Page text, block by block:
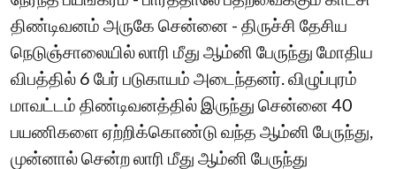
திண்டிவனம் அருகே சென்னை - திருச்சி தேசிய
நெடுஞ்சாலையில் லாரி மீது ஆம்னி பேருந்து மோதிய
விபத்தில் 6 பேர் படுகாயம் அடைந்தனர். விழுப்புரம்
மாவட்டம் திண்டிவனத்தில் இருந்து சென்னை 40
பயணிகளை ஏற்றிக்கொண்டு வந்த ஆம்னி பேருந்து,
முன்னால் சென்ற லாரி மீது ஆம்னி பேருந்து